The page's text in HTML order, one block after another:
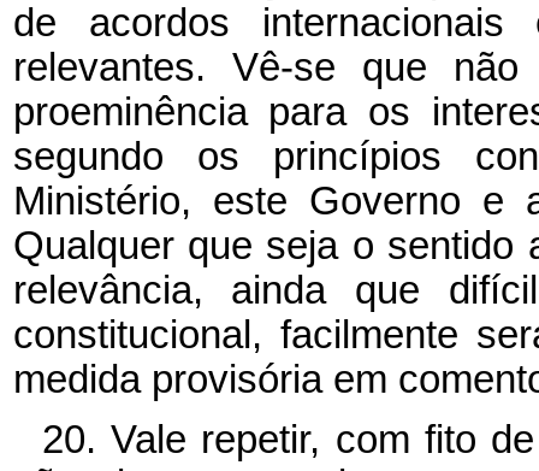
de acordos internacionais
relevantes. Vê-se que
proeminência para os
segundo os princípios
Ministério, este Governo e
Qualquer que seja o sentido
relevância, ainda que
constitucional, facilmente
medida provisória em
20. Vale repetir, com fito